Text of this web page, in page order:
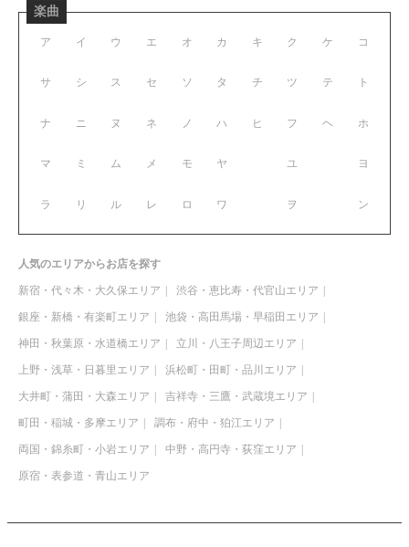
楽曲
ア イ ウ エ オ
サ シ ス セ ソ
ナ ニ ヌ ネ ノ
マ ミ ム メ モ
ラ リ ル レ ロ
カ キ ク ケ コ
タ チ ツ テ ト
ハ ヒ フ ヘ ホ
ヤ ユ ヨ
ワ ヲ ン
人気のエリアからお店を探す
新宿・代々木・大久保エリア 渋谷・恵比寿・代官山エリア
銀座・新橋・有楽町エリア 池袋・高田馬場・早稲田エリア
神田・秋葉原・水道橋エリア 立川・八王子周辺エリア
上野・浅草・日暮里エリア 浜松町・田町・品川エリア
大井町・蒲田・大森エリア 吉祥寺・三鷹・武蔵境エリア
町田・稲城・多摩エリア 調布・府中・狛江エリア
両国・錦糸町・小岩エリア 中野・高円寺・荻窪エリア
原宿・表参道・青山エリア